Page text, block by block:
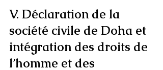
V. Déclaration de la
société civile de Doha et
intégration des droits de
l’homme et des